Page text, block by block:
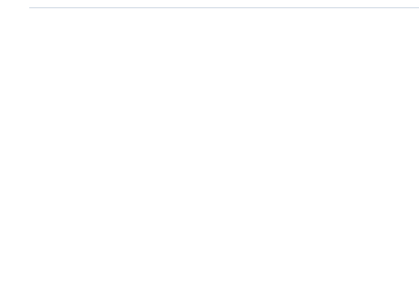
機関には、日本政策金融公庫、住宅金融
調達コストを抑えて計画的に資産形成や